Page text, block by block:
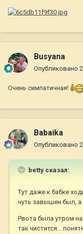
Busyana
Опубликовано
Очень симпатичная!
Babaika
Опубликовано
betty сказал:
Тут даже к бабке
чуть завышен был, а
Рвота была утром
так чистится...